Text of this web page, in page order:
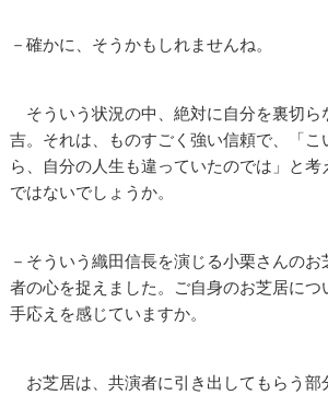
－確かに、そうかもしれませんね。
そういう状況の中、絶対に自分を裏切ら
吉。それは、ものすごく強い信頼で、「こ
ら、自分の人生も違っていたのでは」と
ではないでしょうか。
－そういう織田信長を演じる小栗さんの
者の心を捉えました。ご自身のお芝居につ
手応えを感じていますか。
お芝居は、共演者に引き出してもらう部